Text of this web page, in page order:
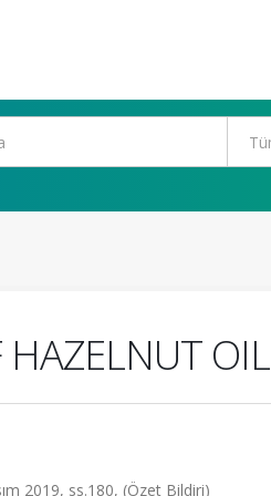
HAZELNUT OIL
2019, ss.180, (Özet Bildiri)